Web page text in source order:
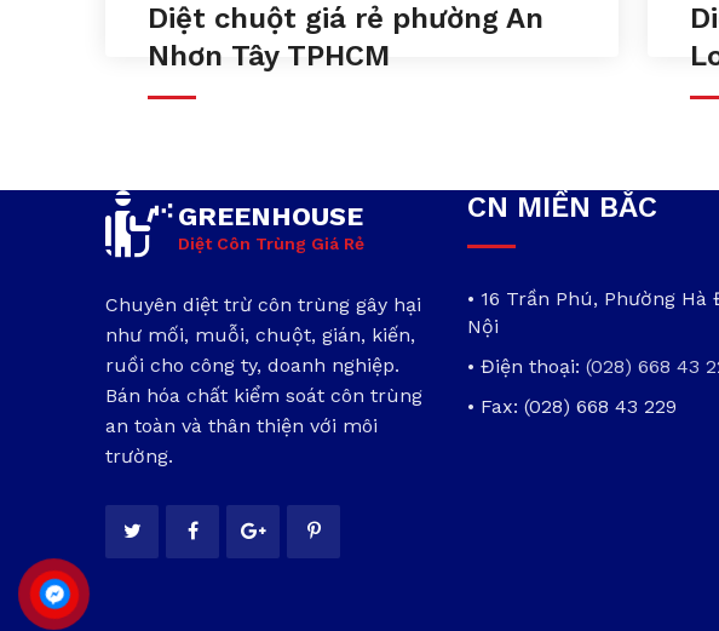
Diệt chuột giá rẻ phường An
Nhơn Tây TPHCM
GREENHOUSE
Diệt Côn Trùng Giá Rẻ
Chuyên diệt trừ côn trùng gây hại
như mối, muỗi, chuột, gián, kiến,
ruồi cho công ty, doanh nghiệp.
Bán hóa chất kiểm soát côn trùng
an toàn và thân thiện với môi
trường.
CN MIỀN BẮC
• 16 Trần Phú, Phường Hà
Nội
• Điện thoại: (028) 668 43
• Fax: (028) 668 43 229